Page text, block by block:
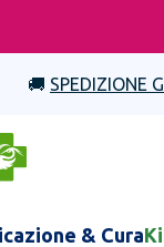
🚚 SPEDIZIONE
& Cura